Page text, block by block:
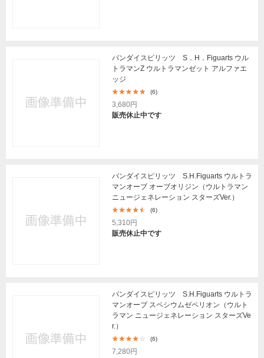
バンダイスピリッツ S．H．Figuarts ウル
トラマンZ ウルトラマンゼット アルファエ
ッジ
(6)
3,680円
販売休止中です
バンダイスピリッツ S.H.Figuarts ウルトラ
マンオーブ オーブオリジン（ウルトラマン
ニュージェネレーション スターズVer.）
(6)
5,310円
販売休止中です
バンダイスピリッツ S.H.Figuarts ウルトラ
マンオーブ スペシウムゼペリオン（ウルト
ラマン ニュージェネレーション スターズVe
r.）
(6)
7,280円